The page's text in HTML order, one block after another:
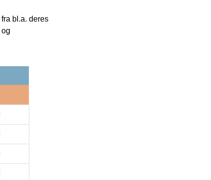
bl.a. deres